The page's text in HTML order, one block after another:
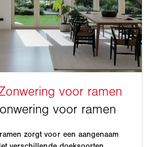
zorgt voor een aangenaam